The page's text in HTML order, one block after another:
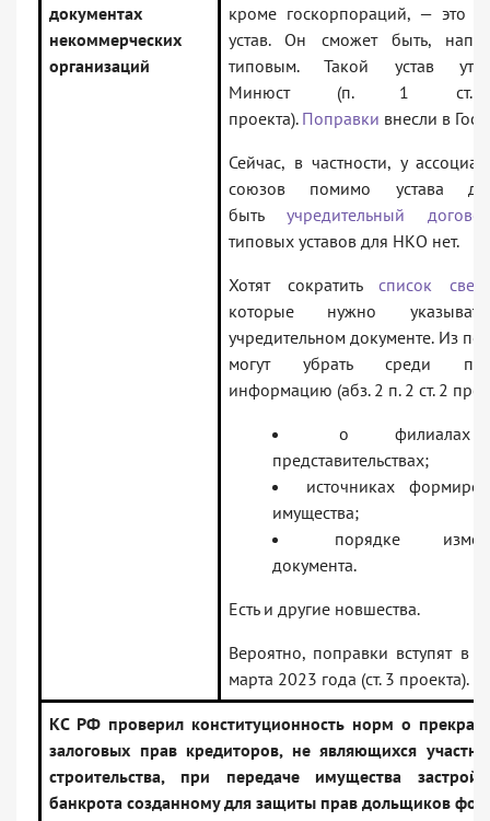
документах
некоммерческих
организаций
кроме госкорпораций, — это
устав. Он сможет быть,
типовым. Такой устав
Минюст (п. 1
проекта). Поправки внесли в
Сейчас, в частности, у
союзов помимо устава
быть учредительный
типовых уставов для НКО нет.
Хотят сократитьсписок
которые нужно
учредительном документе. Из
могут убрать среди
информацию (абз. 2 п. 2 ст. 2
о
представительствах;
источниках
имущества;
порядке
документа.
Есть и другие новшества.
Вероятно, поправки вступят в
марта 2023 года (ст. 3 проекта).
КС РФ проверил конституционность норм о
залоговых прав кредиторов, не являющихся
строительства, при передаче имущества
банкрота созданному для защиты прав дольщиков